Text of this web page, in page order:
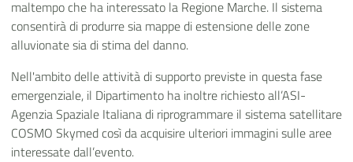
maltempo che ha interessato la Regione Marche. Il sistema
consentirà di produrre sia mappe di estensione delle zone
alluvionate sia di stima del danno.
Nell'ambito delle attività di supporto previste in questa fase
emergenziale, il Dipartimento ha inoltre richiesto all’ASI-
Agenzia Spaziale Italiana di riprogrammare il sistema satellitare
COSMO Skymed così da acquisire ulteriori immagini sulle aree
interessate dall’evento.